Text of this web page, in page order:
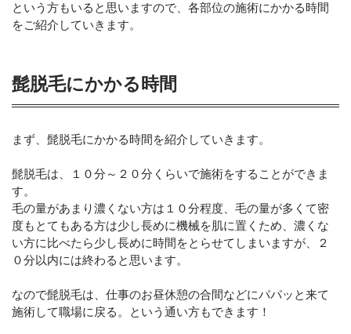
という方もいると思いますので、各部位の施術にかかる時間
をご紹介していきます。
髭脱毛にかかる時間
まず、髭脱毛にかかる時間を紹介していきます。
髭脱毛は、１０分～２０分くらいで施術をすることができま
す。
毛の量があまり濃くない方は１０分程度、毛の量が多くて密
度もとてもある方は少し長めに機械を肌に置くため、濃くな
い方に比べたら少し長めに時間をとらせてしまいますが、２
０分以内には終わると思います。
なので髭脱毛は、仕事のお昼休憩の合間などにパパッと来て
施術して職場に戻る。という通い方もできます！